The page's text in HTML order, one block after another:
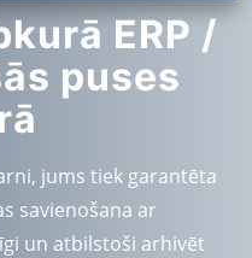
ERP /
puses
jums tiek garantēta
savienošana ar
un atbilstoši arhivēt